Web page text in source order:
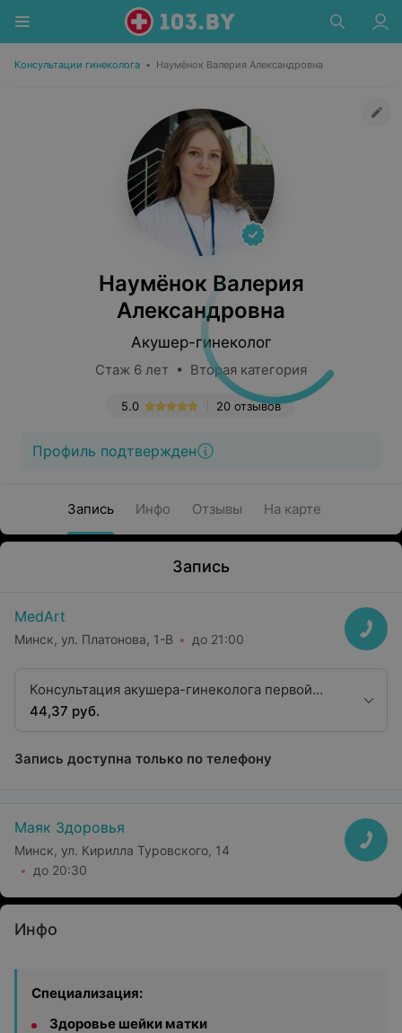
Консультации гинеколога • Наумёнок Валерия Александровна
Наумёнок Валерия
Александровна
Акушер-гинеколог
Стаж 6 лет • Вторая категория
20 отзывов
5.0
Профиль подтвержден
Запись Инфо Отзывы На карте
Запись
MedArt
Минск, ул. Платонова, 1-В до 21:00
Консультация акушера-гинеколога первой
квалификационной категории
44,37 руб.
Запись доступна только по телефону
Маяк Здоровья
Минск, ул. Кирилла Туровского, 14
до 20:30
Инфо
Специализация:
Здоровье шейки матки